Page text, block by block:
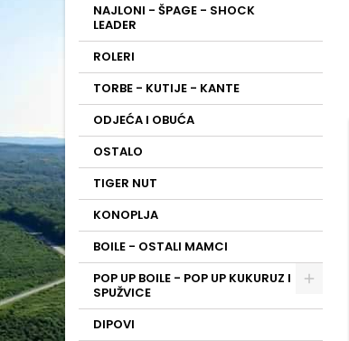
NAJLONI - ŠPAGE - SHOCK
LEADER
ROLERI
TORBE - KUTIJE - KANTE
ODJEĆA I OBUĆA
OSTALO
TIGER NUT
KONOPLJA
BOILE - OSTALI MAMCI
POP UP BOILE - POP UP KUKURUZ I
SPUŽVICE
DIPOVI